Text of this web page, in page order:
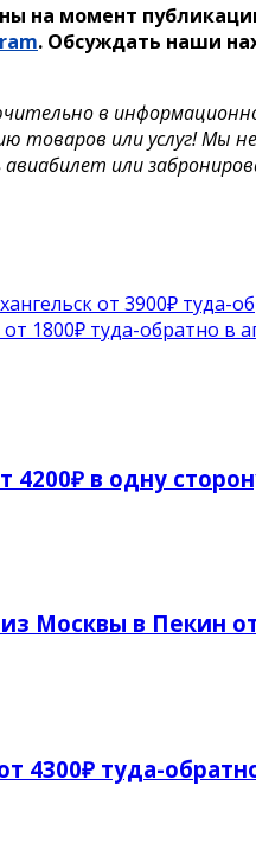
на момент
. Обсуждать наши
в
или услуг! Мы
или
от 3900₽ туда-
1800₽ туда-обратно в
4200₽ в одну
Москвы в Пекин от
4300₽ туда-